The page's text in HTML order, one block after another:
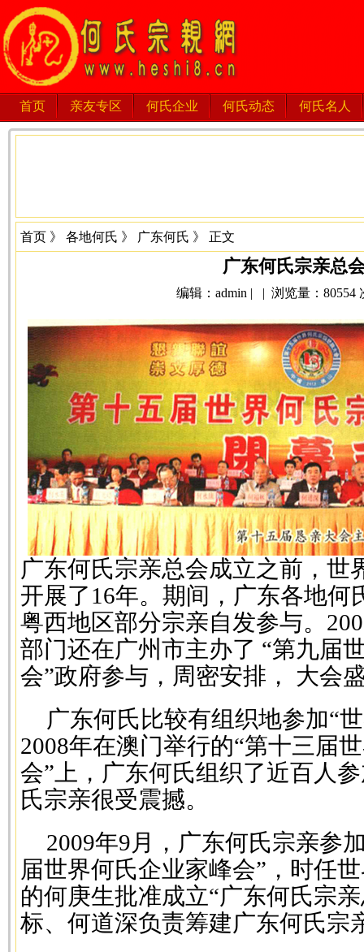
首页 亲友专区 何氏企业 何氏动态 何氏名人
首页 》 各地何氏 》 广东何氏 》 正文
广东何氏宗亲总
编辑：admin | | 浏览量：80554
广东何氏宗亲总会成立之前，世
开展了16年。期间，广东各地何
粤西地区部分宗亲自发参与。
部门还在广州市主办了 “第九届
会”政府参与，周密安排， 大会
广东何氏比较有组织地参加“
2008年在澳门举行的“第十三届
会”上，广东何氏组织了近百人
氏宗亲很受震撼。
2009年9月，广东何氏宗亲参
届世界何氏企业家峰会”，时任
的何庚生批准成立“广东何氏宗
标、何道深负责筹建广东何氏宗